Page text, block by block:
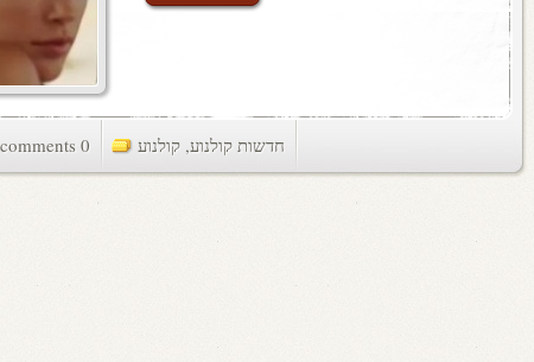
0 comments חדשות קולנוע, קולנוע